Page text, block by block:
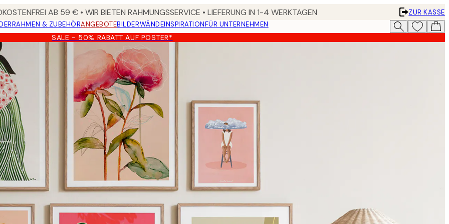
AB 59 € • WIR BIETEN RAHMUNGSSERVICE • LIEFERUNG IN 1-4 WERKTAGEN
ZUR KASSE
RAHMEN & ZUBEHÖRANGEBOTEBILDERWÄNDEINSPIRATIONFÜR UNTERNEHMEN
SALE - 50% RABATT AUF POSTER*